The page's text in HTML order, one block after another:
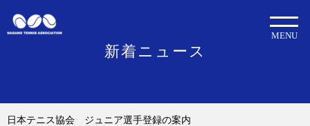
新着ニュース
MENU
日本テニス協会 ジュニア選手登録の案内